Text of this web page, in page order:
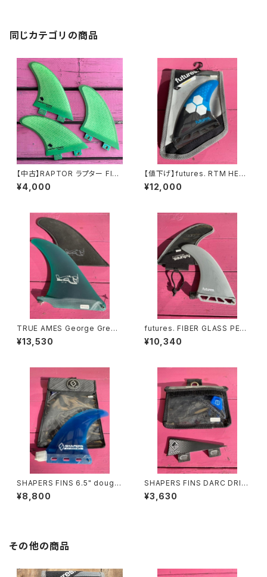
同じカテゴリの商品
【中古】RAPTOR ラプター FIN
# RCIF UL FIBERGLASS FIN
¥4,000
【値下げ】futures. RTM HEX
AM1（フューチャーズ ヘクセル
トライフィン AM1モデル ミデ
¥12,000
TRUE AMES George Green
ough design FIBER GLASS
7.0" 4A（ジョージグリーノ フ
¥13,530
futures. FIBER GLASS PERF
ORMANCE 7.0"（フューチャー
ズ ファイバーグラスシングルフ
¥10,340
SHAPERS FINS 6.5" doug b
ell single シェイパーズフィン
シングル
¥8,800
SHAPERS FINS DARC DRIV
E FCSI シェーパーズ グラス
スタビライザーフィン
¥3,630
その他の商品